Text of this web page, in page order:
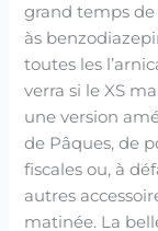
grand temps
às
toutes les
verra si le XS
une version
de Pâques, de
fiscales ou, à
autres
matinée. La